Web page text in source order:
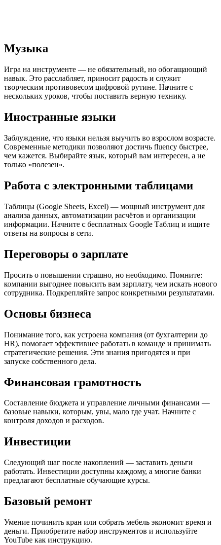
Музыка
Игра на инструменте — не обязательный, но обогащающий
навык. Это расслабляет, приносит радость и служит
творческим противовесом цифровой рутине. Начните с
нескольких уроков, чтобы поставить верную технику.
Иностранные языки
Заблуждение, что языки нельзя выучить во взрослом возрасте.
Современные методики позволяют достичь fluency быстрее,
чем кажется. Выбирайте язык, который вам интересен, а не
только «полезен».
Работа с электронными таблицами
Таблицы (Google Sheets, Excel) — мощный инструмент для
анализа данных, автоматизации расчётов и организации
информации. Начните с бесплатных Google Таблиц и ищите
ответы на вопросы в сети.
Переговоры о зарплате
Просить о повышении страшно, но необходимо. Помните:
компании выгоднее повысить вам зарплату, чем искать нового
сотрудника. Подкрепляйте запрос конкретными результатами.
Основы бизнеса
Понимание того, как устроена компания (от бухгалтерии до
HR), помогает эффективнее работать в команде и принимать
стратегические решения. Эти знания пригодятся и при
запуске собственного дела.
Финансовая грамотность
Составление бюджета и управление личными финансами —
базовые навыки, которым, увы, мало где учат. Начните с
контроля доходов и расходов.
Инвестиции
Следующий шаг после накоплений — заставить деньги
работать. Инвестиции доступны каждому, а многие банки
предлагают бесплатные обучающие курсы.
Базовый ремонт
Умение починить кран или собрать мебель экономит время и
деньги. Приобретите набор инструментов и используйте
YouTube как инструкцию.